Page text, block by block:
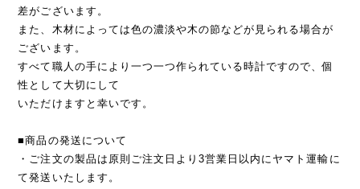
差がございます。
また、木材によっては色の濃淡や木の節などが見られる場合が
ございます。
すべて職人の手により一つ一つ作られている時計ですので、個
性として大切にして
いただけますと幸いです。
■商品の発送について
・ご注文の製品は原則ご注文日より3営業日以内にヤマト運輸に
て発送いたします。